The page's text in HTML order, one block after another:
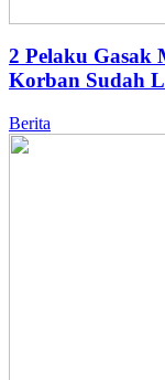
2 Pelaku Gasak
Korban Sudah
Berita